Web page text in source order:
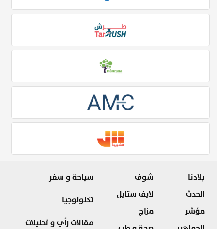
بلادنا
الحدث
مؤشر
شوف
لايف ستايل
مزاج
سياحة و سفر
تكنولوجيا
مقالات رأي و تحليلات